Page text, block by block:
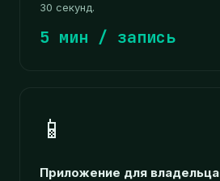
30 секунд.
5 мин / запись
📱
Приложение для владельца